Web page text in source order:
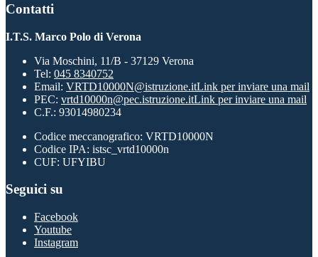
Contatti
I.T.S. Marco Polo di Verona
Via Moschini, 11/B - 37129 Verona
Tel: 045 8340752
Email: VRTD10000N@istruzione.itLink per inviare una mail
PEC: vrtd10000n@pec.istruzione.itLink per inviare una mail
C.F.: 93014980234
Codice meccanografico: VRTD10000N
Codice IPA: istsc_vrtd10000n
CUF: UFYIBU
Seguici su
Facebook
Youtube
Instagram